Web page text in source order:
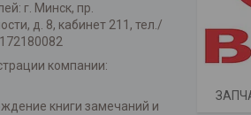
г. Минск, пр.
д. 8, кабинет 211, тел./
компании:
книги замечаний и